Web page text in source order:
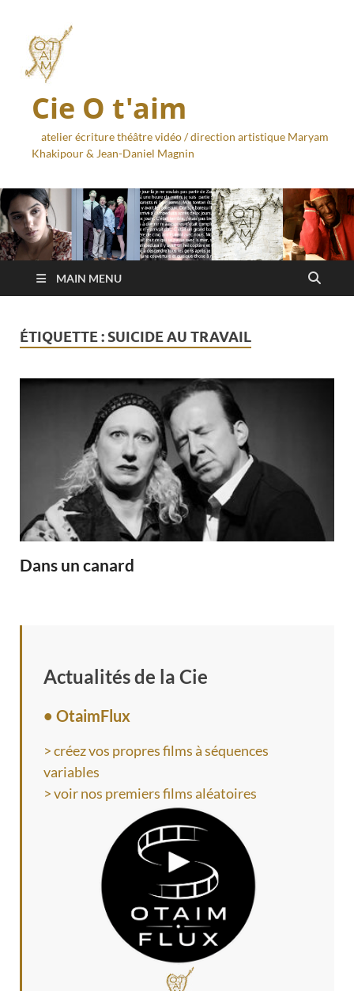
Cie O t'aim
atelier écriture théâtre vidéo / direction artistique Maryam
Khakipour & Jean-Daniel Magnin
MAIN MENU
ÉTIQUETTE : SUICIDE AU TRAVAIL
Dans un canard
Actualités de la Cie
• OtaimFlux
> créez vos propres films à séquences
variables
> voir nos premiers films aléatoires